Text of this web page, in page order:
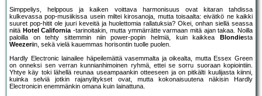
Simppeliys, helppous ja kaiken voittava harmonisuus ovat kitaran tahdissa
kulkevassa pop-musiikissa usein miltei kirosanoja, mutta toisaalta: eivätkö ne kaikki
suuret pop-hitit ole juuri keveitä ja huolettomia rallatuksia? Okei, onhan siellä seassa
niitä Hotel California-tarinoitakin, mutta ymmärrätte varmaan mitä ajan takaa. Noilla
paloilla on tehty sittemmin niin power-popin helmiä, kuin kaikkea
Blondiesta
Weezeriin, sekä vielä kauemmas horisontin tuolle puolen.
Hardly Electronic lainailee häpeilemättä vasemmalta ja oikealta, mutta Essex Green
on onneksi sen verran kunnianhimoinen ryhmä, ettei se sorru suoraan kopiointiin.
Yhtye käy toki lähellä reunaa useampaankin otteeseen ja on pitkälti kuulijasta kiinni,
kuinka selviä jotkin rajanylitykset ovat, mutta kokonaisuutena näkisin Hardly
Electronicin enemmänkin omana kuin lainattuna.